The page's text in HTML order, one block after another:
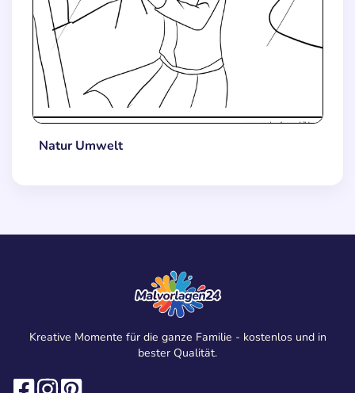
Natur Umwelt
Kreative Momente für die ganze Familie - kostenlos und in
bester Qualität.